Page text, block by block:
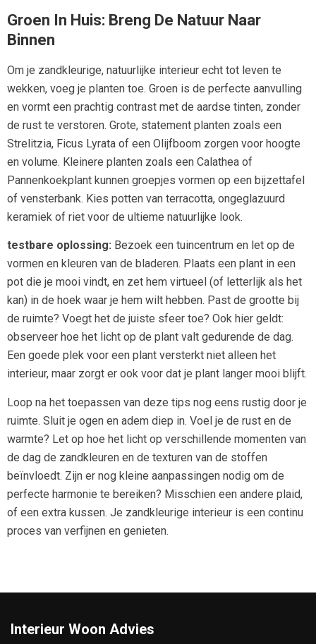
Groen In Huis: Breng De Natuur Naar
Binnen
Om je zandkleurige, natuurlijke interieur echt tot leven te
wekken, voeg je planten toe. Groen is de perfecte aanvulling
en vormt een prachtig contrast met de aardse tinten, zonder
de rust te verstoren. Grote, statement planten zoals een
Strelitzia, Ficus Lyrata of een Olijfboom zorgen voor hoogte
en volume. Kleinere planten zoals een Calathea of
Pannenkoekplant kunnen groepjes vormen op een bijzettafel
of vensterbank. Kies potten van terracotta, ongeglazuurd
keramiek of riet voor de ultieme natuurlijke look.
testbare oplossing: Bezoek een tuincentrum en let op de
vormen en kleuren van de bladeren. Plaats een plant in een
pot die je mooi vindt, en zet hem virtueel (of letterlijk als het
kan) in de hoek waar je hem wilt hebben. Past de grootte bij
de ruimte? Voegt het de juiste sfeer toe? Ook hier geldt:
observeer hoe het licht op de plant valt gedurende de dag.
Een goede plek voor een plant versterkt niet alleen het
interieur, maar zorgt er ook voor dat je plant langer mooi blijft.
Loop na het toepassen van deze tips nog eens rustig door je
ruimte. Sluit je ogen en adem diep in. Voel je de rust en de
warmte? Let op hoe het licht op verschillende momenten van
de dag de zandkleuren en de texturen van de stoffen
beïnvloedt. Zijn er nog kleine aanpassingen nodig om de
perfecte harmonie te bereiken? Misschien een andere plaid,
of een extra kussen. Je zandkleurige interieur is een continu
proces van verfijnen en genieten.
Interieur Woon Advies